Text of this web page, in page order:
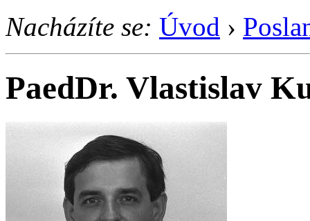
Nacházíte se: Úvod ›
PaedDr. Vlastislav